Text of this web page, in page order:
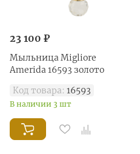
23 100 ₽
Mыльница Migliore
Amerida 16593 золото
Код товара: 16593
В наличии 3 шт